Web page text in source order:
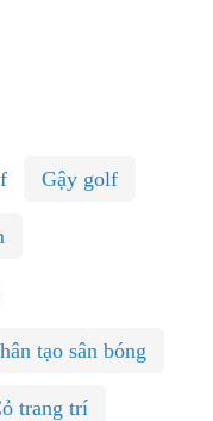
Gậy golf
tạo sân bóng
trang trí